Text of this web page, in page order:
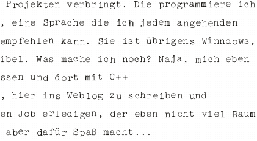
P roj ekten v erbr ingt . D i e programm i ere i c h
, e i ne Sprac he d i e ic h j edem angehende n
emp feh l en kann . Si e i s t ü br igen s Wi nnd ows ,
i be l . W as mac he i c h noc h ? N aj a , mi c h eben
ssen u nd d ort mi t C+ +
, h i er i n s We b l og z u s chr e i be n und
en J ob e rl ed i gen , der eben ni ch t vi e l Raum
a ber dafü r S paß mac h t . . .